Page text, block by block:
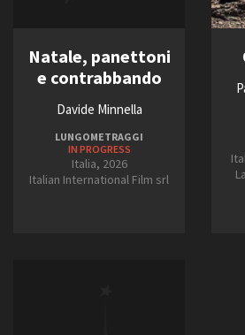
Natale, panettoni
e contrabbando
Davide Minnella
LUNGOMETRAGGI
IN PROGRESS
Italia, 2026
Italian International Film srl